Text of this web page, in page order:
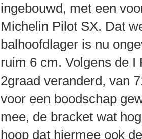
ingebouwd, met een
Michelin Pilot SX. Dat
balhoofdlager is nu
ruim 6 cm. Volgens de
2graad veranderd, van
voor een boodschap
mee, de bracket wat
hoop dat hiermee ook